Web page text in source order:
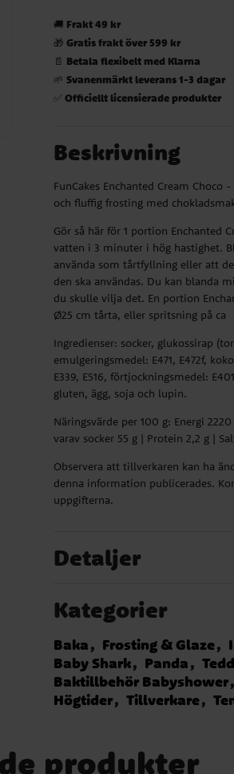
🚚 Frakt 49 kr
🎁Gratis frakt över 599 kr
📄 Betala flexibelt med Klarna
🌱Svanenmärkt leverans 1-3 dagar
✅Officiellt licensierade produkter
Beskrivning
FunCakes Enchanted Cream
och fluffig frosting med
Gör så här för 1 portion Enchanted
vatten i 3 minuter i hög hastighet.
använda som tårtfyllning eller att
den ska användas. Du kan blanda
du skulle vilja det. En portion
Ø25 cm tårta, eller spritsning på ca
Ingredienser: socker, glukossirap
emulgeringsmedel: E471, E472f,
E339, E516, förtjockningsmedel:
gluten, ägg, soja och lupin.
Näringsvärde per 100 g: Energi
varav socker 55 g | Protein 2,2 g |
Observera att tillverkaren kan ha
denna information publicerades.
uppgifterna.
Detaljer
Kategorier
Baka Frosting & Glaze
Baby Shark
Panda
Baktillbehör Babyshower
Högtider
Tillverkare
produkter